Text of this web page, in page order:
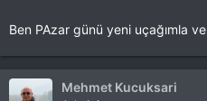
Ben PAzar günü yeni uçağımla
Mehmet Kucuksari